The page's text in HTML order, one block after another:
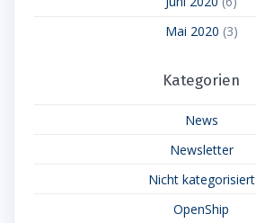
Mai 2020 (3)
Kategorien
News
Newsletter
Nicht kategorisiert
OpenShip